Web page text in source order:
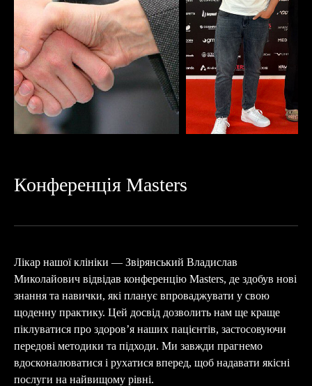
Конференція Masters
Лікар нашої клініки — Звірянський Владислав
Миколайович відвідав конференцію Masters, де здобув нові
знання та навички, які планує впроваджувати у свою
щоденну практику. Цей досвід дозволить нам ще краще
піклуватися про здоров’я наших пацієнтів, застосовуючи
передові методики та підходи. Ми завжди прагнемо
вдосконалюватися і рухатися вперед, щоб надавати якісні
послуги на найвищому рівні.